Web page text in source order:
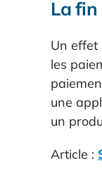
La fin
Un effet
les
une
un
Article :